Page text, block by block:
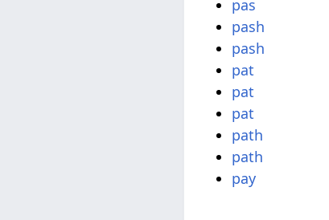
pas
pash
pash
pat
pat
pat
path
path
pay